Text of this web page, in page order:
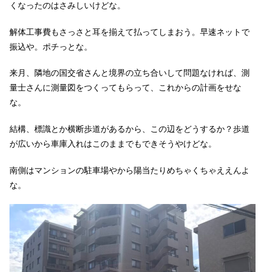
くなったのはさみしいけどな。
解体工事費もさっさと耳を揃えて払ってしまおう。早速ネットで
振込や。ポチっとな。
来月、隣地の国交省さんと境界の立ち合いして問題なければ、測
量士さんに測量図をつくってもらって、これからの計画をせな
な。
結構、標識とか横断歩道があるから、この辺をどうするか？歩道
が広いから車庫入れはこのままでもできそうやけどな。
南側はマンションの駐車場やから陽当たりめちゃくちゃええんよ
な。